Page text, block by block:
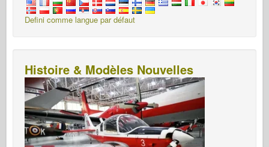
Defini comme langue par défaut
Histoire & Modèles Nouvelles